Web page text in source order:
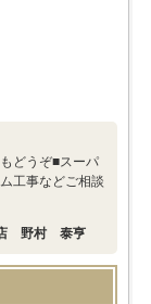
どうぞ■スーパ
工事などご相談
店 野村 泰亨